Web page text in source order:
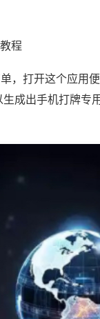
程
，打开这个应用
成出手机打牌专